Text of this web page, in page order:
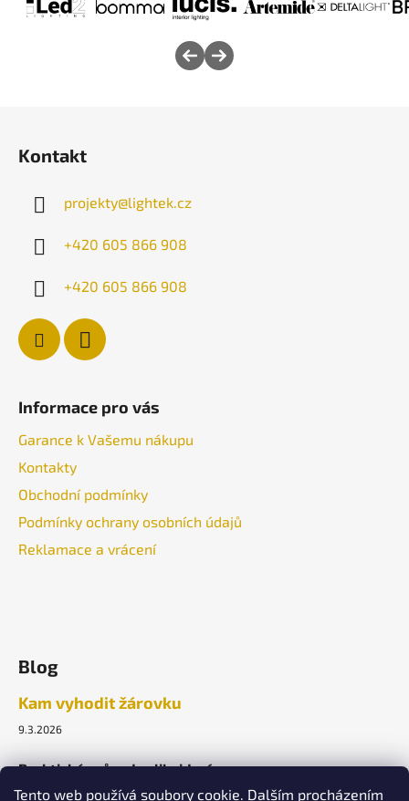
Tento web používá soubory cookie. Dalším procházením
Kontakt
projekty@lightek.cz
+420 605 866 908
+420 605 866 908
Informace pro vás
Garance k Vašemu nákupu
Kontakty
Obchodní podmínky
Podmínky ochrany osobních údajů
Reklamace a vrácení
Blog
Kam vyhodit žárovku
9.3.2026
Praktický průvodce likvidací.